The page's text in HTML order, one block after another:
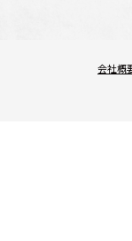
会社概